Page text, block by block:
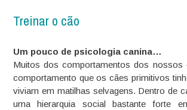
Treinar o cão
Um pouco de psicologia canina…
Muitos dos comportamentos dos nossos
comportamento que os cães primitivos
viviam em matilhas selvagens. Dentro de
uma hierarquia social bastante forte